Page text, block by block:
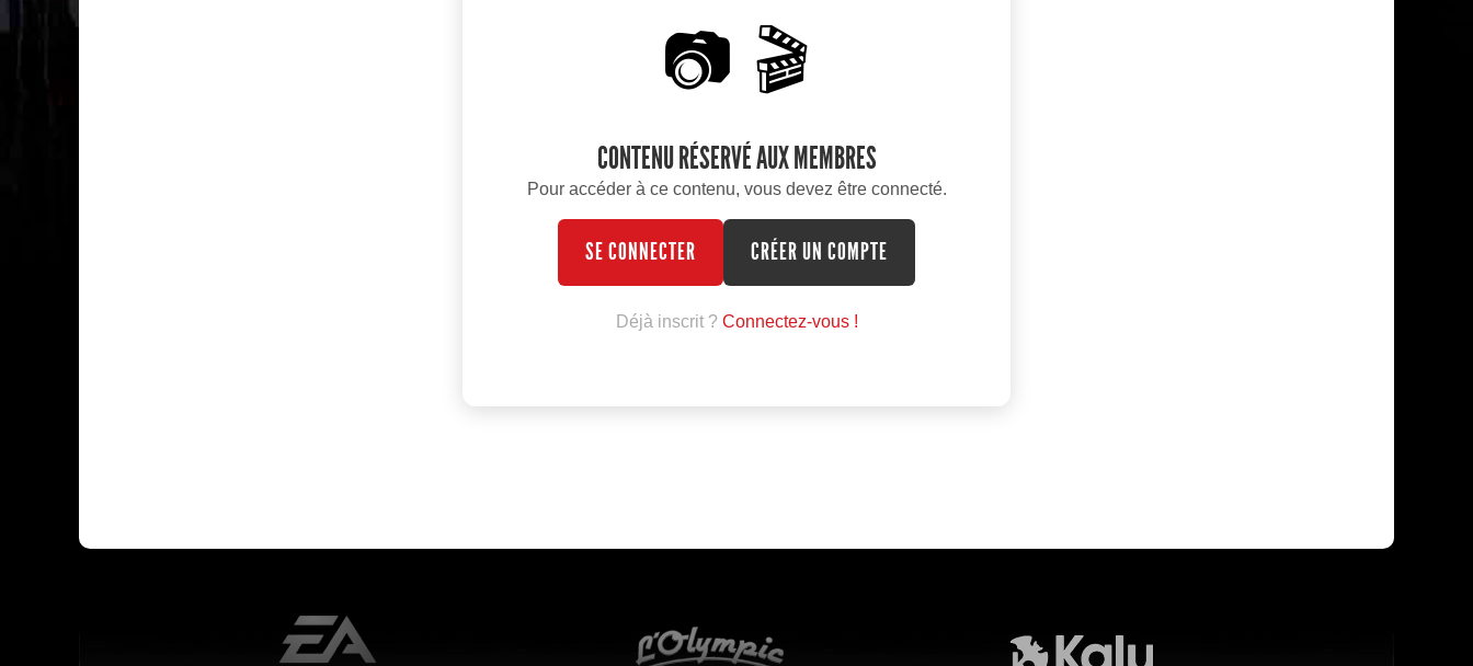
📷 🎬
CONTENU RÉSERVÉ AUX MEMBRES
Pour accéder à ce contenu, vous devez être connecté.
SE CONNECTER CRÉER UN COMPTE
Déjà inscrit ? Connectez-vous !